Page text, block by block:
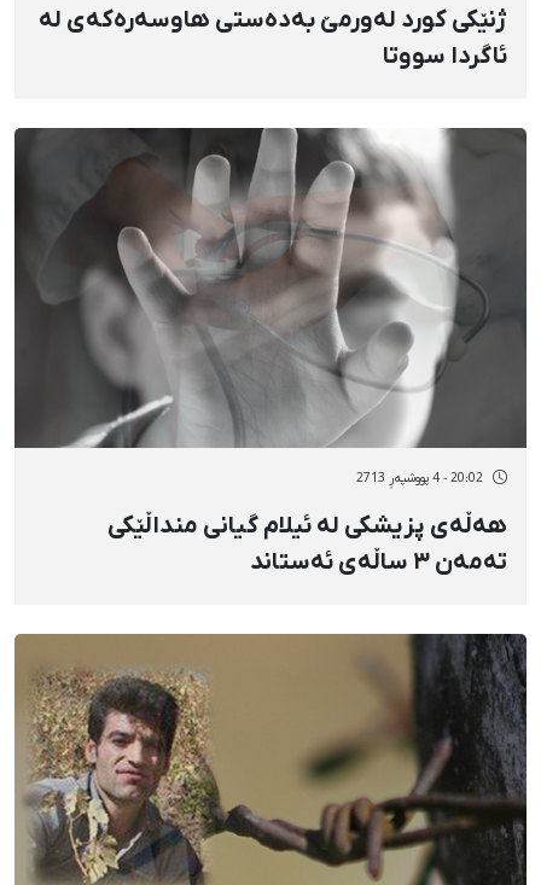
ژنێکی کورد لەورمێ بەدەستی هاوسەرەکەی لە
ئاگردا سووتا
20:02 - 4 پووشپەڕ 2713
هەڵەی پزیشکی لە ئیلام گیانی منداڵێکی
تەمەن ٣ ساڵەی ئەستاند